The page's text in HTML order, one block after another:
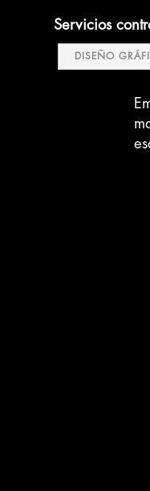
Servicios
DISEÑO